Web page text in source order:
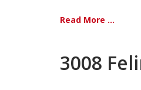
Read More ...
3008